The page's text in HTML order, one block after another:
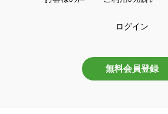
ログイン
無料会員登録